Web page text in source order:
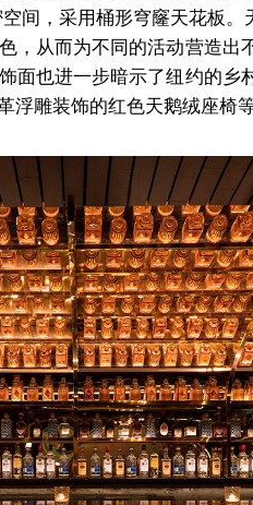
间，采用桶形穹窿天花板
，从而为不同的活动营造出
面也进一步暗示了纽约的
雕装饰的红色天鹅绒座椅等